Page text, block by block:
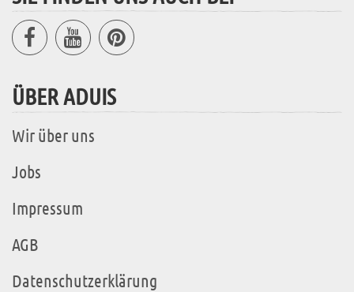
ÜBER ADUIS
Wir über uns
Jobs
Impressum
AGB
Datenschutzerklärung